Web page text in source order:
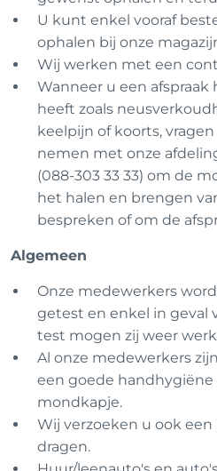
U kunt enkel vooraf
ophalen bij onze
Wij werken met een
Wanneer u een
heeft zoals
keelpijn of koorts,
nemen met onze
(088-303 33 33) om de
het halen en brengen
bespreken of om de
Algemeen
Onze medewerkers
getest en enkel in geval
test mogen zij weer
Al onze medewerkers
een goede handhygiëne
mondkapje.
Wij verzoeken u ook
dragen.